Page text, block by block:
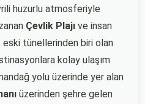
huzurlu atmosferiyle
Çevlik Plajı ve insan
eski tünellerinden biri olan
kolay ulaşım
yolu üzerinde yer alan
üzerinden şehre gelen